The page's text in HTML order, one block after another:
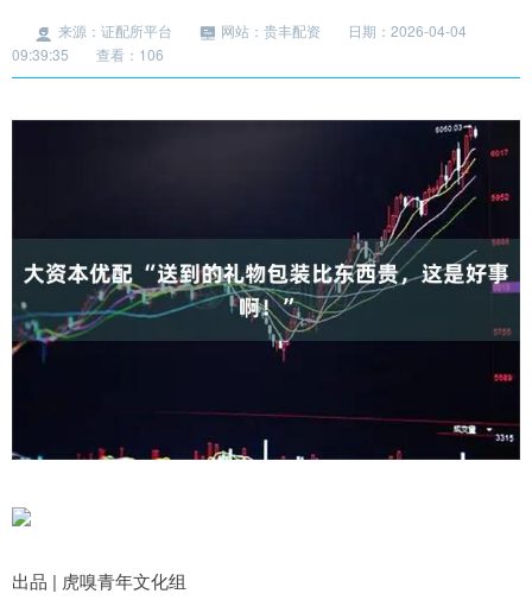
来源：证配所平台 网站：贵丰配资
日期：2026-04-04
09:39:35
查看：106
出品 | 虎嗅青年文化组